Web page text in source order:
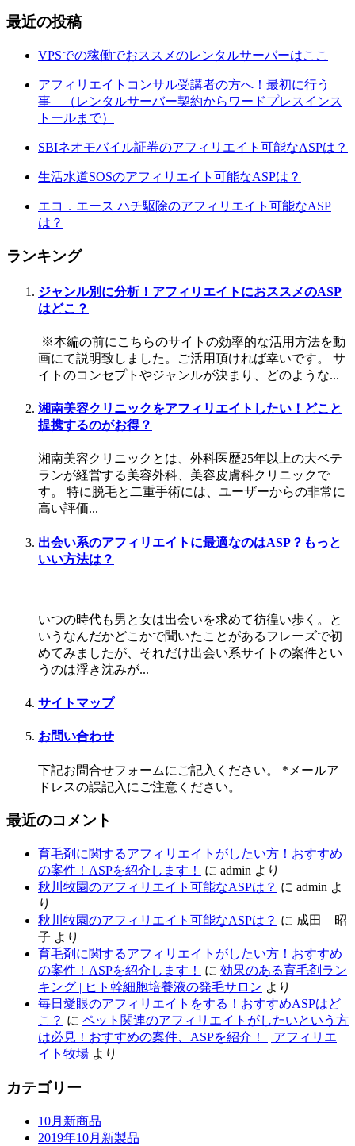
最近の投稿
VPSでの稼働でおススメのレンタルサーバーはここ
アフィリエイトコンサル受講者の方へ！最初に行う
事 （レンタルサーバー契約からワードプレスインス
トールまで）
SBIネオモバイル証券のアフィリエイト可能なASPは？
生活水道SOSのアフィリエイト可能なASPは？
エコ．エース ハチ駆除のアフィリエイト可能なASP
は？
ランキング
ジャンル別に分析！アフィリエイトにおススメのASP
はどこ？
※本編の前にこちらのサイトの効率的な活用方法を動
画にて説明致しました。ご活用頂ければ幸いです。 サ
イトのコンセプトやジャンルが決まり、どのような...
湘南美容クリニックをアフィリエイトしたい！どこと
提携するのがお得？
湘南美容クリニックとは、外科医歴25年以上の大ベテ
ランが経営する美容外科、美容皮膚科クリニックで
す。 特に脱毛と二重手術には、ユーザーからの非常に
高い評価...
出会い系のアフィリエイトに最適なのはASP？もっと
いい方法は？
いつの時代も男と女は出会いを求めて彷徨い歩く。と
いうなんだかどこかで聞いたことがあるフレーズで初
めてみましたが、それだけ出会い系サイトの案件とい
うのは浮き沈みが...
サイトマップ
お問い合わせ
下記お問合せフォームにご記入ください。 *メールア
ドレスの誤記入にご注意ください。
最近のコメント
育毛剤に関するアフィリエイトがしたい方！おすすめ
の案件！ASPを紹介します！
に admin より
秋川牧園のアフィリエイト可能なASPは？ に admin よ
り
秋川牧園のアフィリエイト可能なASPは？ に 成田 昭
子 より
育毛剤に関するアフィリエイトがしたい方！おすすめ
の案件！ASPを紹介します！
に 効果のある育毛剤ラン
キング | ヒト幹細胞培養液の発毛サロン より
毎日愛眼のアフィリエイトをする！おすすめASPはど
こ？ に ペット関連のアフィリエイトがしたいという方
は必見！おすすめの案件、ASPを紹介！ | アフィリエ
イト牧場 より
カテゴリー
10月新商品
2019年10月新製品